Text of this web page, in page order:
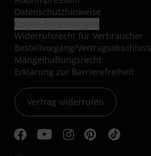
Datenschutzhinweise
Widerrufsrecht für Verbraucher
Bestellvorgang/Vertragsabschluss
Mängelhaftungsrecht
Erklärung zur Barrierefreiheit
Vertrag widerrufen